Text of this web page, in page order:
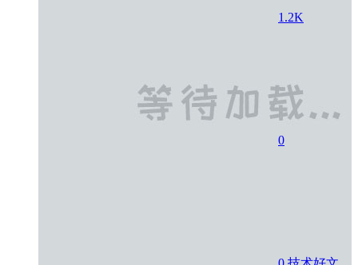
1.2K
0